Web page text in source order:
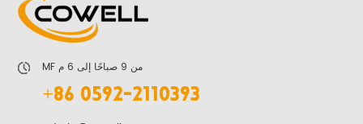
+86 0592-2110393